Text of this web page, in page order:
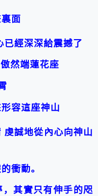
面
已經深深給震撼了
傲然端蓮花座
容這座神山
虔誠地從內心向神山
衝動。
其實只有伸手的咫